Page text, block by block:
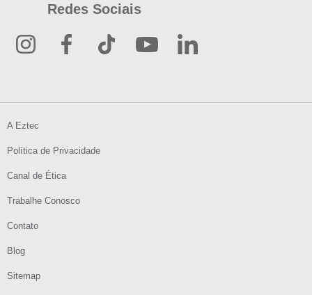
Redes Sociais
A Eztec
Política de Privacidade
Canal de Ética
Trabalhe Conosco
Contato
Blog
Sitemap